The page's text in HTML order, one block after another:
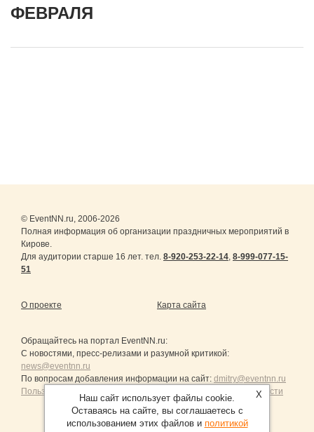
ФЕВРАЛЯ
© EventNN.ru, 2006-2026
Полная информация об организации праздничных мероприятий в
Кирове.
Для аудитории старше 16 лет. тел. 8-920-253-22-14, 8-999-077-15-
51
О проекте Карта сайта
Обращайтесь на портал EventNN.ru:
С новостями, пресс-релизами и разумной критикой:
news@eventnn.ru
По вопросам добавления информации на сайт: dmitry@eventnn.ru
Пользовательское Соглашение и политика конфиденциальности
X
Наш сайт использует файлы cookie.
Оставаясь на сайте, вы соглашаетесь с
использованием этих файлов и политикой